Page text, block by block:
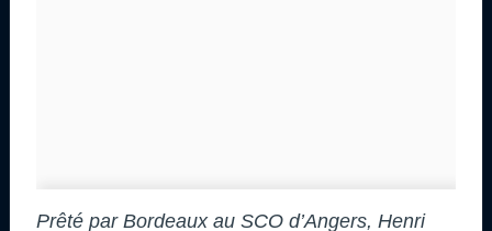
Prêté par Bordeaux au SCO d’Angers, Henri